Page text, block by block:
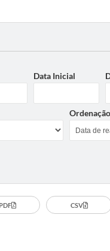
Data Inicial
Ordenação
PDF CSV